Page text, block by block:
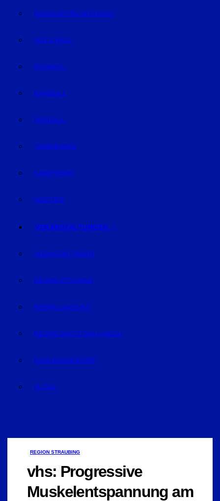
EISHOCKEY/INLINEHOCKEY
VOLLEYBALL
FUSSBALL
HANDBALL
FOOTBALL
TRABRENNEN
KAMPFSPORT
SONSTIGE
VERANSTALTUNGEN
VERANSTALTUNGEN
REGION STRAUBING
REGION LANDSHUT
REGION DINGOLFING-LANDAU
RAUM DEGGENDORF
BLUVAL
REGION STRAUBING
vhs: Progressive
Muskelentspannung am